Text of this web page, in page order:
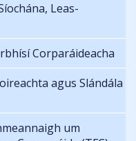
Leas-
Corparáideacha
agus Slándála
um